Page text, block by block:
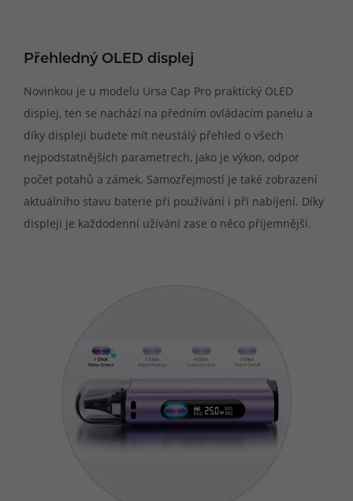
Přehledný OLED displej
Novinkou je u modelu Ursa Cap Pro praktický OLED
displej, ten se nachází na předním ovládacím panelu a
díky displeji budete mít neustálý přehled o všech
nejpodstatnějších parametrech, jako je výkon, odpor
počet potahů a zámek. Samozřejmostí je také zobrazení
aktuálního stavu baterie při používání i při nabíjení. Díky
displeji je každodenní užívání zase o něco příjemnější.